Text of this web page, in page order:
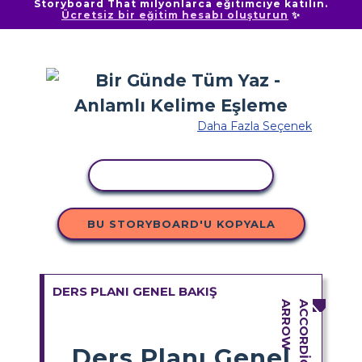
Storyboard That milyonlarca eğitimciye katılın.
Ücretsiz bir eğitim hesabı oluşturun ✨
Daha Fazla Seçenek
BU STORYBOARD'U KOPYALA
DERS PLANI GENEL BAKIŞ